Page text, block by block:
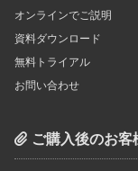
オンラインでご説明
資料ダウンロード
無料トライアル
お問い合わせ
ご購入後のお客